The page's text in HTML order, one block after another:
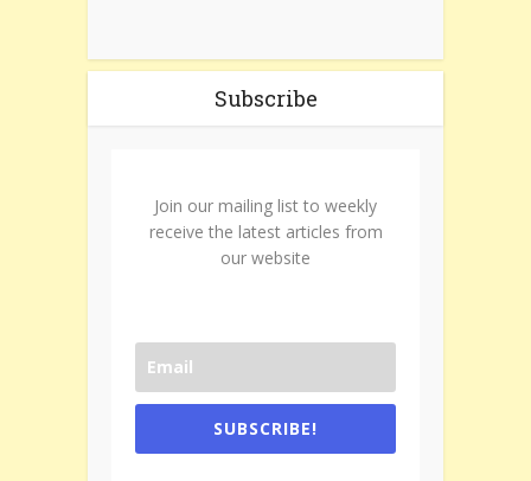
Subscribe
Join our mailing list to weekly
receive the latest articles from
our website
SUBSCRIBE!